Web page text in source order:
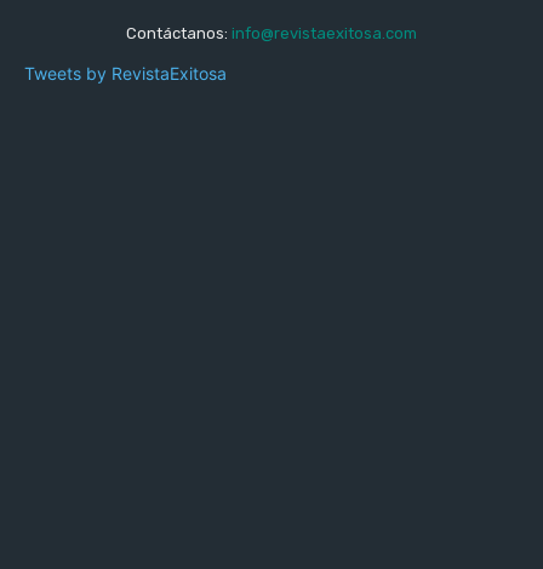
Contáctanos: info@revistaexitosa.com
Tweets by RevistaExitosa